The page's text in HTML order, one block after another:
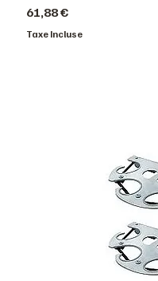
Prix
61,88 €
Taxe Incluse